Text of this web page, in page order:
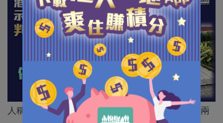
人稱「王婆婆」的示威常客王鳳瑤，參與3年前的兩